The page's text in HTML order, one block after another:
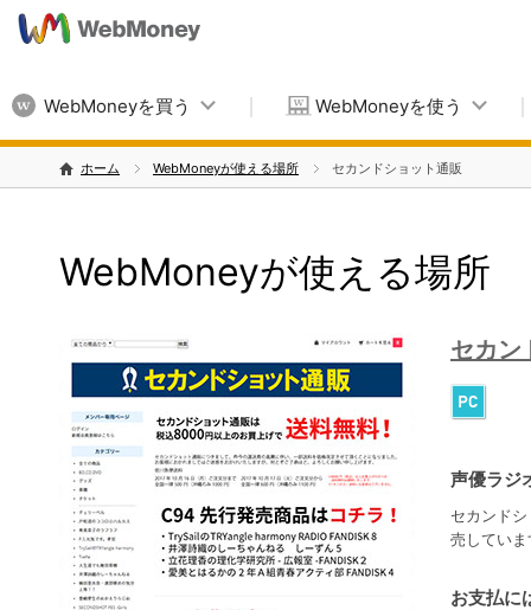
WebMoneyを買う WebMoneyを使う
ホーム WebMoneyが使える場所 セカンドショット通販
WebMoneyが使える場所
セカン
声優ラジ
セカンド
売していま
お支払に